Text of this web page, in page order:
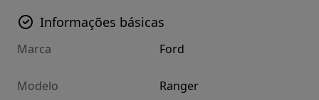
Informações básicas
Marca Ford
Modelo Ranger